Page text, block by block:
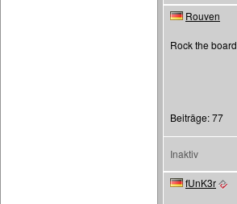
Rouven
Rock the board
Beiträge: 77
Inaktiv
fUnK3r